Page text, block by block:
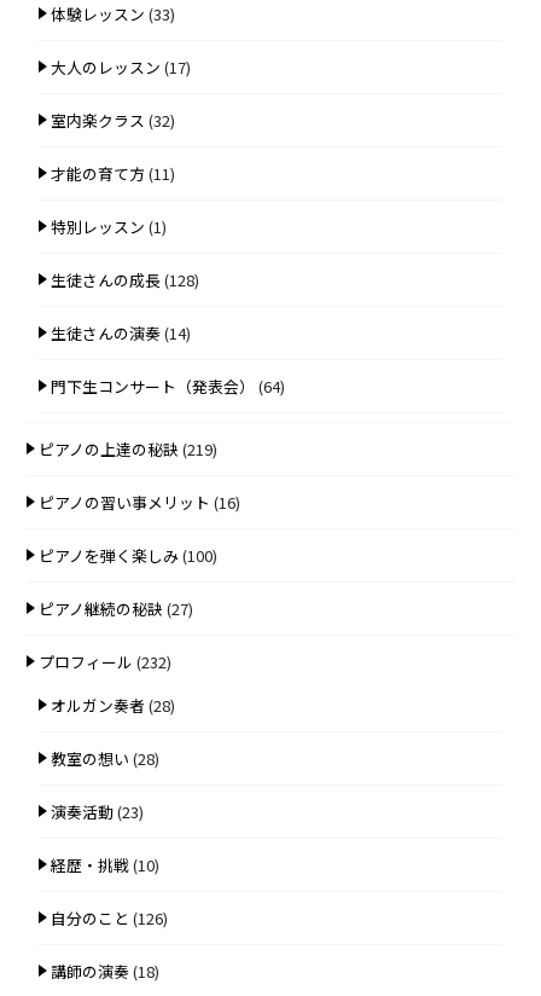
体験レッスン (33)
大人のレッスン (17)
室内楽クラス (32)
才能の育て方 (11)
特別レッスン (1)
生徒さんの成長(128)
生徒さんの演奏(14)
門下生コンサート（発表会） (64)
ピアノの上達の秘訣 (219)
ピアノの習い事メリット (16)
ピアノを弾く楽しみ(100)
ピアノ継続の秘訣 (27)
プロフィール (232)
オルガン奏者 (28)
教室の想い (28)
演奏活動(23)
経歴・挑戦(10)
自分のこと (126)
講師の演奏(18)